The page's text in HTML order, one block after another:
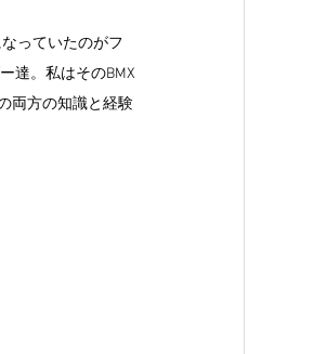
っていたのがフ
達。私はそのBMX
両方の知識と経験